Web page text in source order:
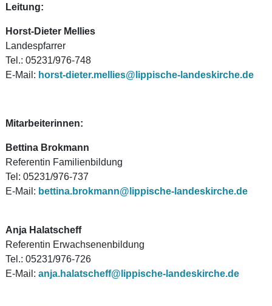
Leitung:
Horst-Dieter Mellies
Landespfarrer
Tel.: 05231/976-748
E-Mail: horst-dieter.mellies@lippische-landeskirche.de
Mitarbeiterinnen:
Bettina Brokmann
Referentin Familienbildung
Tel: 05231/976-737
E-Mail: bettina.brokmann@lippische-landeskirche.de
Anja Halatscheff
Referentin Erwachsenenbildung
Tel.: 05231/976-726
E-Mail: anja.halatscheff@lippische-landeskirche.de